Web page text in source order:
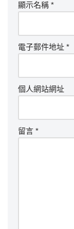
顯示名稱 *
電子郵件地址 *
個人網站網址
留言 *